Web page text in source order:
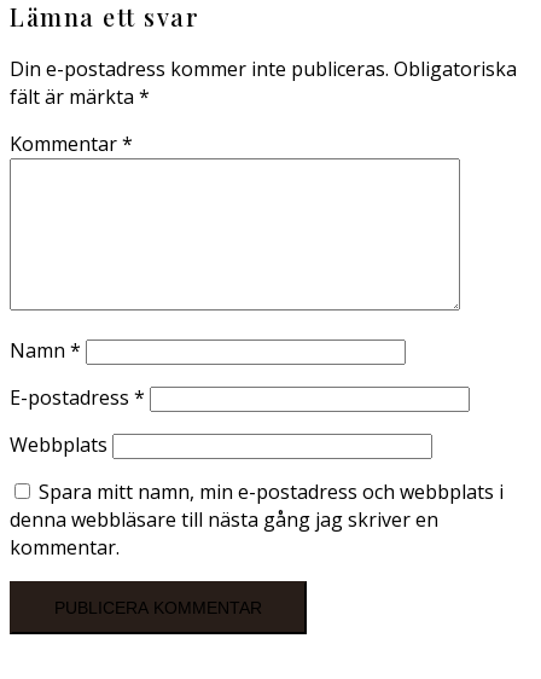
Lämna ett svar
Din e-postadress kommer inte publiceras. Obligatoriska
fält är märkta *
Kommentar*
Namn *
E-postadress *
Webbplats
Spara mitt namn, min e-postadress och webbplats i
denna webbläsare till nästa gång jag skriver en
kommentar.